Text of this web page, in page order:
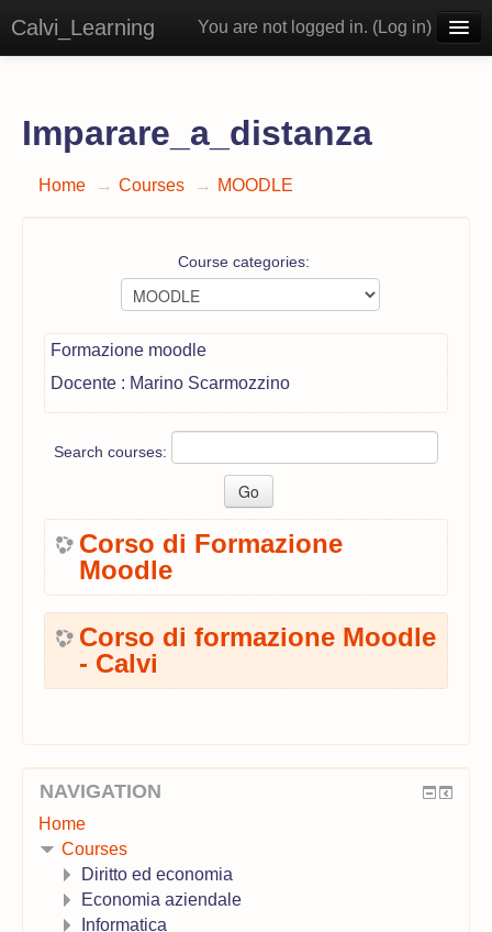
Calvi_Learning You are not logged in. (Log in)
Imparare_a_distanza
Home → Courses → MOODLE
Course categories:
Formazione moodle
Docente : Marino Scarmozzino
Search courses:
Corso di Formazione
Moodle
Corso di formazione Moodle
- Calvi
NAVIGATION
Home
Courses
Diritto ed economia
Economia aziendale
Informatica